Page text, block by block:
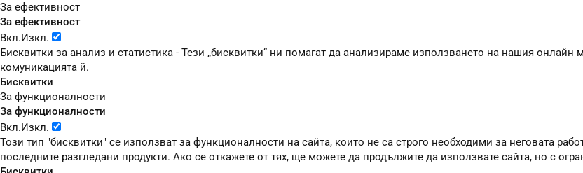
За ефективност
За ефективност
Вкл.Изкл.
Бисквитки за анализ и статистика - Тези „бисквитки“ ни помагат да анализираме използването на нашия онлайн
комуникацията й.
Бисквитки
За функционалности
За функционалности
Вкл.Изкл.
Този тип "бисквитки" се използват за функционалности на сайта, които не са строго необходими за неговата
последните разгледани продукти. Ако се откажете от тях, ще можете да продължите да използвате сайта, но с